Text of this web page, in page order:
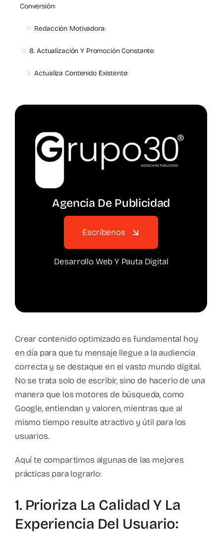
Conversión:
Redacción Motivadora:
8. Actualización Y Promoción Constante:
Actualiza Contenido Existente:
Agencia De Publicidad
Escríbenos
Desarrollo Web Y Pauta Digital
Crear contenido optimizado es fundamental hoy
en día para que tu mensaje llegue a la audiencia
correcta y se destaque en el vasto mundo digital.
No se trata solo de escribir, sino de hacerlo de una
manera que los motores de búsqueda, como
Google, entiendan y valoren, mientras que al
mismo tiempo resulte atractivo y útil para los
usuarios.
Aquí te compartimos algunas de las mejores
prácticas para lograrlo:
1. Prioriza La Calidad Y La
Experiencia Del Usuario: